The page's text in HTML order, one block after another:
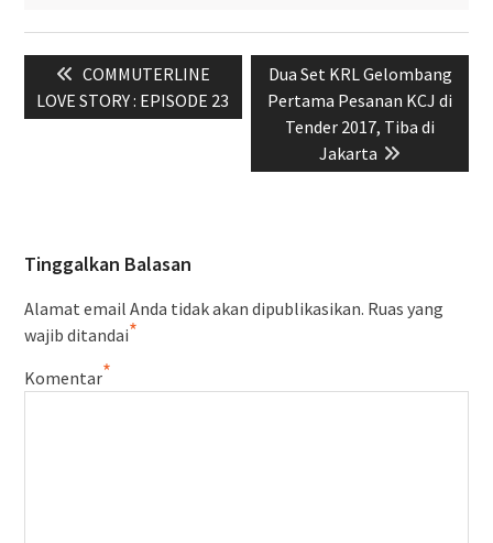
Previous
post:
COMMUTERLINE
LOVE STORY : EPISODE 23
Next
post:
Dua Set KRL Gelombang
Pertama Pesanan KCJ di
Tender 2017, Tiba di
Jakarta
Tinggalkan Balasan
Alamat email Anda tidak akan dipublikasikan. Ruas yang
wajib ditandai*
Komentar*